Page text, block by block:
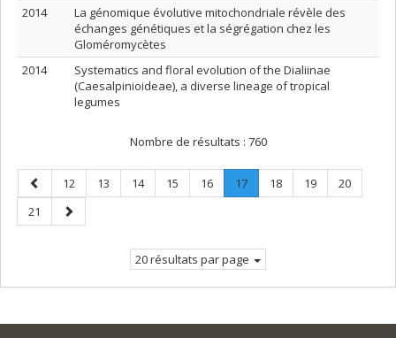
2014
La génomique évolutive mitochondriale révèle des
échanges génétiques et la ségrégation chez les
Gloméromycètes
2014
Systematics and floral evolution of the Dialiinae
(Caesalpinioideae), a diverse lineage of tropical
legumes
Nombre de résultats : 760
Page
précédente
Page
12 Page
13 Page
14 Page
15 Page
16 Page
17.
Page
Page
18 Page
19 Page
20
Page
21
Page
suivante
20 résultats par page